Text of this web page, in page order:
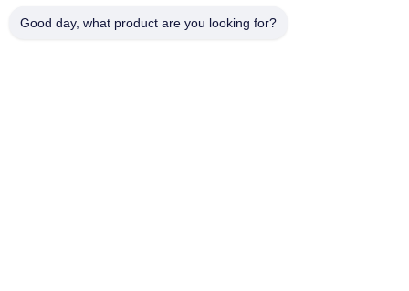
Good day, what product are you looking for?